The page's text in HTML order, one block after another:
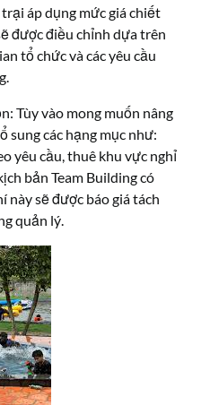
áp dụng mức giá chiết
được điều chỉnh dựa trên
tổ chức và các yêu cầu
Tùy vào mong muốn nâng
sung các hạng mục như:
yêu cầu, thuê khu vực nghỉ
bản Team Building có
này sẽ được báo giá tách
quản lý.